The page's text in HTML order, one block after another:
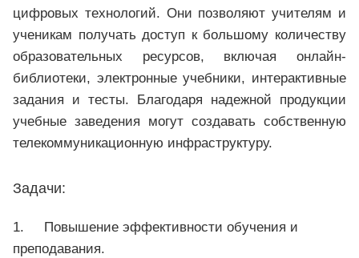
цифровых технологий. Они позволяют учителям и
ученикам получать доступ к большому количеству
образовательных ресурсов, включая онлайн-
библиотеки, электронные учебники, интерактивные
задания и тесты. Благодаря надежной продукции
учебные заведения могут создавать собственную
телекоммуникационную инфраструктуру.
Задачи:
1. Повышение эффективности обучения и
преподавания.